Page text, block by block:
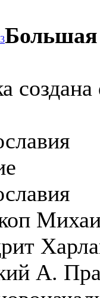
Большая
А.